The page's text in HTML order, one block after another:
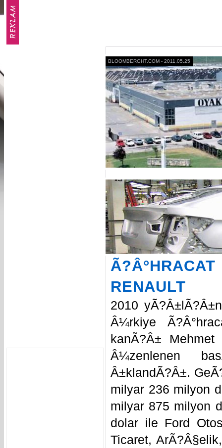
BLOOMBERGHT.COM - 2011.05.25
RENAULT
2010
Â¼rkiye
kanÃ?Â±
Â¼zenlenen
Â±klandÃ?Â±.
milyar 236 milyon
milyar 875 milyon
dolar ile Ford
Ticaret,